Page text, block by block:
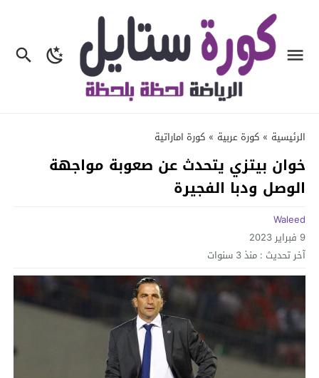
الرئيسية » كورة عربية » كورة اماراتية
خوان بيتزي يتحدث عن صعوبة مواجهة
الوصل ودبا الفجيرة
Waleed
9 فبراير 2023
آخر تحديث : منذ 3 سنوات